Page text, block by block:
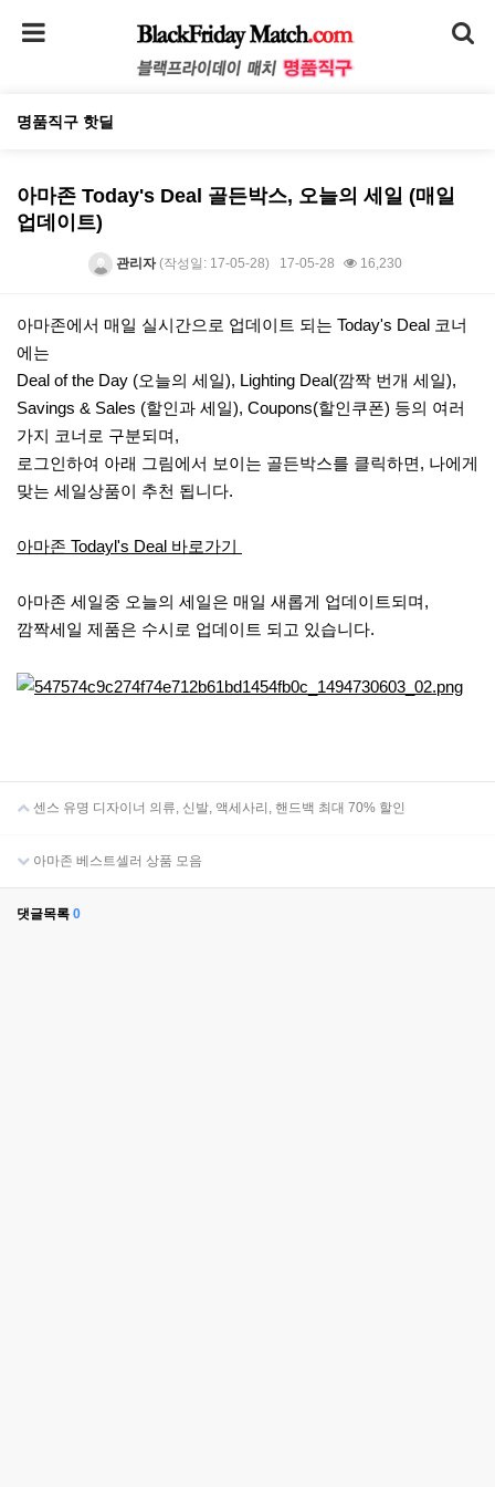
명품직구 핫딜
아마존 Today's Deal 골든박스, 오늘의 세일 (매일
업데이트)
관리자 (작성일: 17-05-28) 17-05-28 16,230
본문
아마존에서 매일 실시간으로 업데이트 되는 Today's Deal 코너
에는
Deal of the Day (오늘의 세일), Lighting Deal(깜짝 번개 세일),
Savings & Sales (할인과 세일), Coupons(할인쿠폰) 등의 여러
가지 코너로 구분되며,
로그인하여 아래 그림에서 보이는 골든박스를 클릭하면, 나에게
맞는 세일상품이 추천 됩니다.
아마존 Todayl's Deal 바로가기
아마존 세일중 오늘의 세일은 매일 새롭게 업데이트되며,
깜짝세일 제품은 수시로 업데이트 되고 있습니다.
센스 유명 디자이너 의류, 신발, 액세사리, 핸드백 최대 70% 할인
아마존 베스트셀러 상품 모음
댓글목록 0